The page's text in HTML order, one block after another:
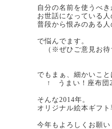
自分の名前を使うべ
お世話になっている
普段から恨みのある
で悩んでます。
（※ぜひご意見お待
でもまぁ、細かいこ
↑ うまい！座布団
そんな2014年。
オリジナル絵本ギフ
今年もよろしくお願